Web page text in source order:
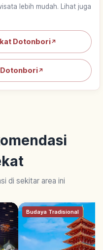
lebih mudah. Lihat juga
Dotonbori↗
↗
di sekitar area ini
Budaya Tradisional